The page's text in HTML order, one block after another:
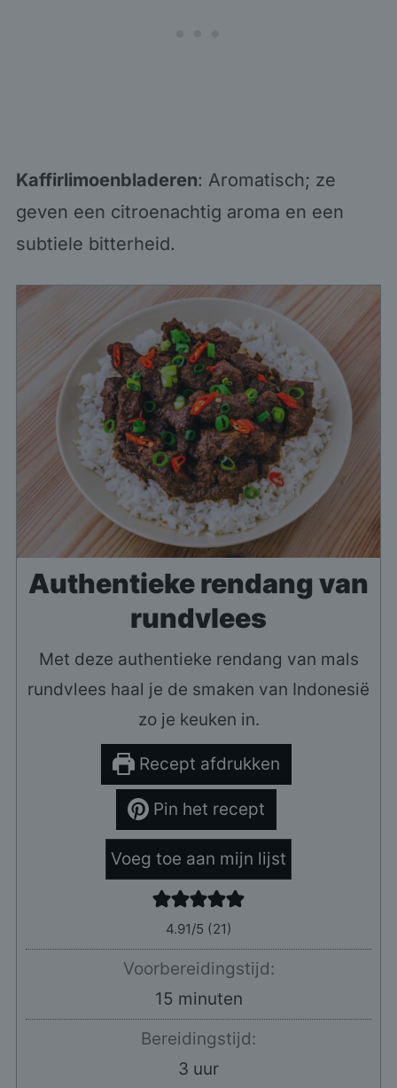
Kaffirlimoenbladeren: Aromatisch; ze
geven een citroenachtig aroma en een
subtiele bitterheid.
Authentieke rendang van
rundvlees
Met deze authentieke rendang van mals
rundvlees haal je de smaken van Indonesië
zo je keuken in.
Recept afdrukken
Pin het recept
Voeg toe aan mijn lijst
4.91/5 (21)
Voorbereidingstijd:
15 minuten
minuten
Bereidingstijd:
3 uur
uur